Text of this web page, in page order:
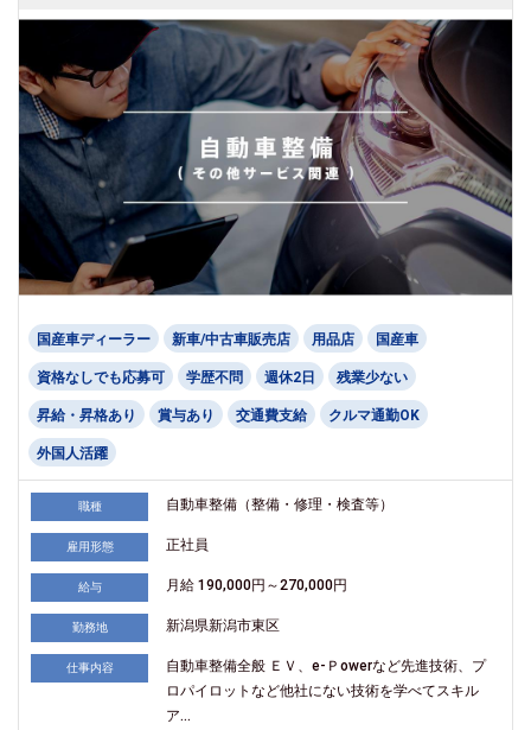
国産車ディーラー 新車/中古車販売店 用品店 国産車
資格なしでも応募可 学歴不問 週休2日 残業少ない
昇給・昇格あり 賞与あり 交通費支給 クルマ通勤OK
外国人活躍
職種 自動車整備（整備・修理・検査等）
雇用形態 正社員
給与 月給 190,000円～270,000円
勤務地 新潟県新潟市東区
仕事内容
自動車整備全般 ＥＶ、e-Ｐowerなど先進技術、プ
ロパイロットなど他社にない技術を学べてスキル
ア...